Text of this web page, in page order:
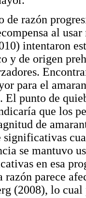
de razón
al
intentaron
y de origen
para el
El punto de
que los
de
significativas
se mantuvo
en esa
razón parece
(2008), lo cual